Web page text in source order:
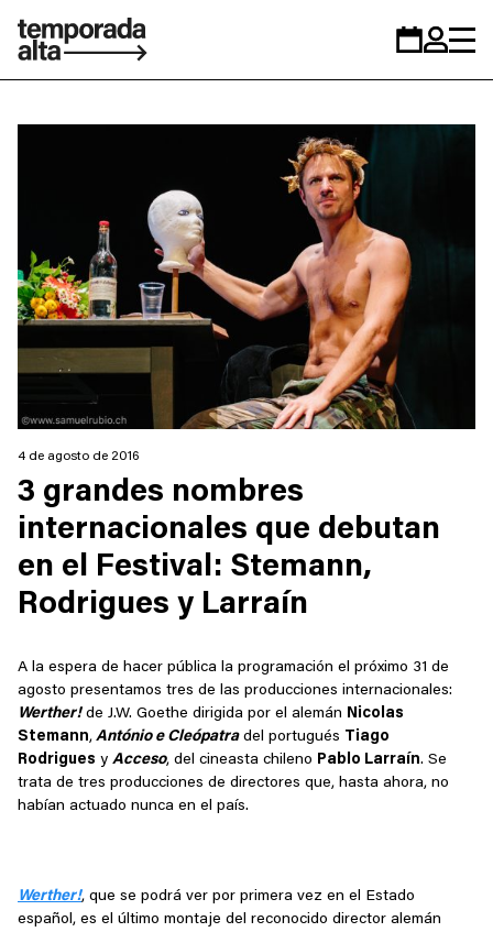
Temporada
personal
4 de agosto de 2016
3 grandes nombres
internacionales que debutan
en el Festival: Stemann,
Rodrigues y Larraín
A la espera de hacer pública la programación el próximo 31 de
agosto presentamos tres de las producciones internacionales:
Werther! de J.W. Goethe dirigida por el alemán Nicolas
Stemann, António e Cleópatradel portugués
Tiago
Rodrigues y Acceso, del cineasta chileno Pablo Larraín. Se
trata de tres producciones de directores que, hasta ahora, no
habían actuado nunca en el país.
Werther!, que se podrá ver por primera vez en el Estado
español, es el último montaje del reconocido director alemán